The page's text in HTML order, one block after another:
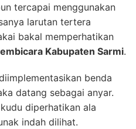
tercapai menggunakan
larutan tertera
bakal memperhatikan
Kabupaten Sarmi.
benda
datang sebagai anyar.
diperhatikan ala
indah dilihat.